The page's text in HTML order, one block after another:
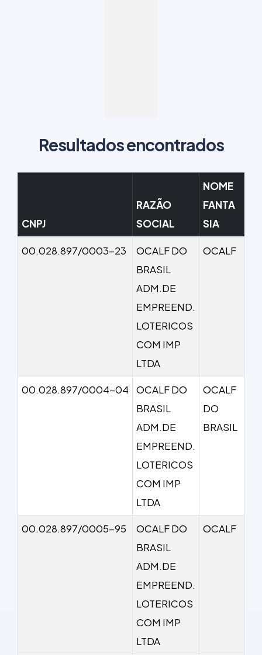
Resultados encontrados
CNPJ
RAZÃO
SOCIAL
NOME
FANTA
SIA
00.028.897/0003-23
OCALF DO
BRASIL
ADM.DE
EMPREEND.
LOTERICOS
COM IMP
LTDA
OCALF
00.028.897/0004-04
OCALF DO
BRASIL
ADM.DE
EMPREEND.
LOTERICOS
COM IMP
LTDA
OCALF
DO
BRASIL
00.028.897/0005-95
OCALF DO
BRASIL
ADM.DE
EMPREEND.
LOTERICOS
COM IMP
LTDA
OCALF